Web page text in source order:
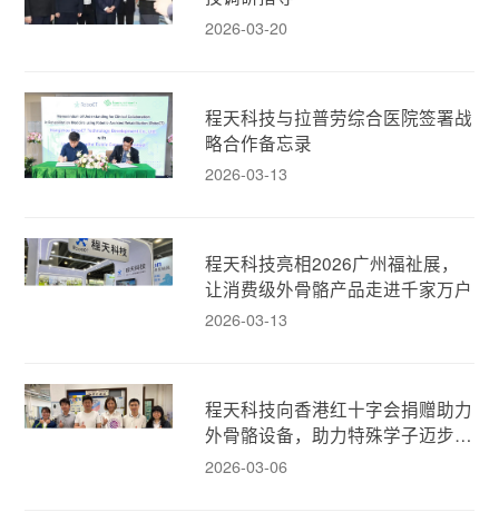
2026-03-20
程天科技与拉普劳综合医院签署战
略合作备忘录
2026-03-13
程天科技亮相2026广州福祉展，
让消费级外骨骼产品走进千家万户
2026-03-13
程天科技向香港红十字会捐赠助力
外骨骼设备，助力特殊学子迈步新
生！
2026-03-06